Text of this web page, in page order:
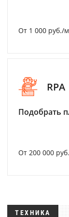
От 1 000 руб./
RPA
Подобрать
От 200 000
ТЕХНИКА